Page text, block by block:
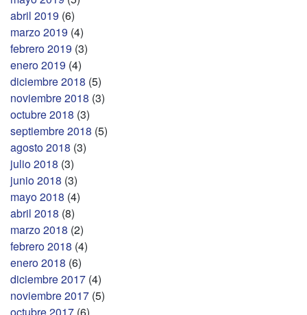
abril 2019 (6)
marzo 2019 (4)
febrero 2019 (3)
enero 2019 (4)
diciembre 2018 (5)
noviembre 2018 (3)
octubre 2018 (3)
septiembre 2018 (5)
agosto 2018 (3)
julio 2018 (3)
junio 2018 (3)
mayo 2018 (4)
abril 2018 (8)
marzo 2018 (2)
febrero 2018 (4)
enero 2018 (6)
diciembre 2017 (4)
noviembre 2017 (5)